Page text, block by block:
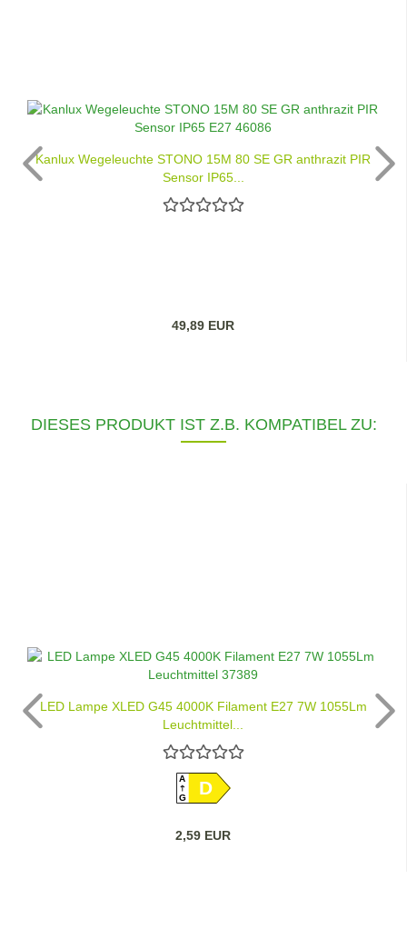
Kanlux Wegeleuchte STONO 15M 80 SE GR anthrazit PIR
Sensor IP65...
49,89 EUR
DIESES PRODUKT IST Z.B. KOMPATIBEL ZU:
LED Lampe XLED G45 4000K Filament E27 7W 1055Lm
Leuchtmittel...
A
GD
2,59 EUR